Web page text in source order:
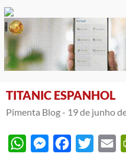
TITANIC ESPANHOL
Pimenta Blog - 19 de junho
WhatsAppMessengerFacebook
Twitter